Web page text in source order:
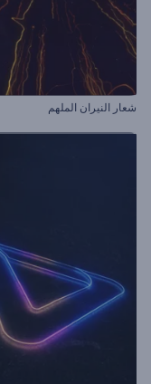
شعار النيران الملهم